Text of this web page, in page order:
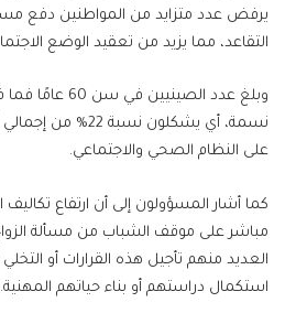
يرفض عدد متزايد من المواطنين دفع
التقاعد، مما يزيد من تعقيد الوضع
نسمة، أي يشكلون
على النظام الصحي والاجتماعي.
كما أشار المسؤولون إلى أن ارتفاع تكاليف
مباشر على موقف الشباب من مسألة
العديد منهم تأجيل هذه القرارات أو
استكمال دراستهم أو بناء حياتهم المهنية.